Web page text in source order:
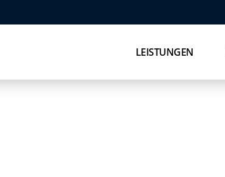
LEISTUNGEN